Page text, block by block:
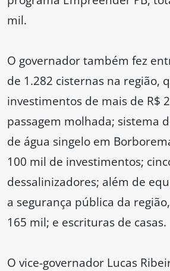
mil.
O governador também fez
de 1.282 cisternas na região,
investimentos de mais de R$
passagem molhada; sistema
de água singelo em
100 mil de investimentos;
dessalinizadores; além de
a segurança pública da
165 mil; e escrituras de casas.
O vice-governador Lucas